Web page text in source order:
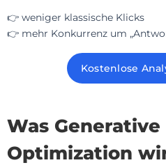
👉 weniger klassische Klicks
👉 mehr Konkurrenz um
Kostenlose
Was Generative
Optimization